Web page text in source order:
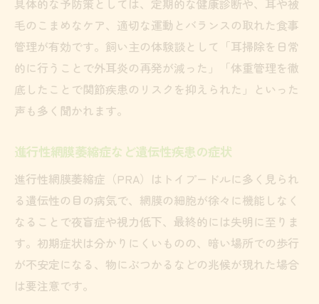
毛のこまめなケア、適切な運動とバランスの取れた食事
管理が有効です。飼い主の体験談として「耳掃除を日常
的に行うことで外耳炎の再発が減った」「体重管理を徹
底したことで関節疾患のリスクを抑えられた」といった
声も多く聞かれます。
進行性網膜萎縮症など遺伝性疾患の症状
進行性網膜萎縮症（PRA）はトイプードルに多く見られ
る遺伝性の目の病気で、網膜の細胞が徐々に機能しなく
なることで夜盲症や視力低下、最終的には失明に至りま
す。初期症状は分かりにくいものの、暗い場所での歩行
が不安定になる、物にぶつかるなどの兆候が現れた場合
は要注意です。